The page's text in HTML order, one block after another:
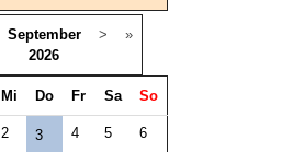
September
2026
> »
Mi Do Fr Sa So
2 3 4 5 6